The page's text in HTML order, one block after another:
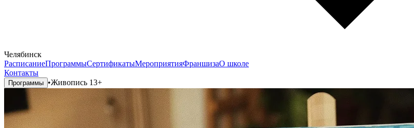
Челябинск
РасписаниеПрограммыСертификатыМероприятияФраншизаО школе
Контакты
Программы •Живопись 13+